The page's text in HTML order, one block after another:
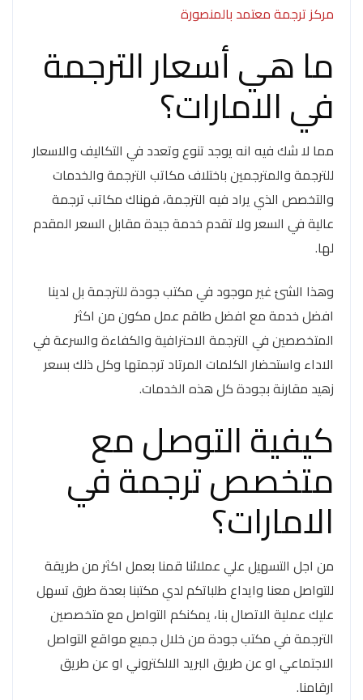
مركز ترجمة معتمد بالمنصورة
ما هي أسعار الترجمة
في الامارات؟
مما لا شك فيه انه يوجد تنوع وتعدد في التكاليف والاسعار
للترجمة والمترجمين باختلاف مكاتب الترجمة والخدمات
والتخصص الذي يراد فيه الترجمة، فهناك مكاتب ترجمة
عالية في السعر ولا تقدم خدمة جيدة مقابل السعر المقدم
لها.
وهذا الشئ غير موجود في مكتب جودة للترجمة بل لدينا
افضل خدمة مع افضل طاقم عمل مكون من اكثر
المتخصصين في الترجمة الاحترافية والكفاءة والسرعة في
الاداء واستحضار الكلمات المرتاد ترجمتها وكل ذلك بسعر
زهيد مقارنة بجودة كل هذه الخدمات.
كيفية التوصل مع
متخصص ترجمة في
الامارات؟
من اجل التسهيل علي عملائنا قمنا بعمل اكثر من طريقة
للتواصل معنا وايداع طلباتكم لدي مكتبنا بعدة طرق تسهل
عليك عملية الاتصال بنا، يمكنكم التواصل مع متخصصين
الترجمة في مكتب جودة من خلال جميع مواقع التواصل
الاجتماعي او عن طريق البريد الالكتروني او عن طريق
ارقامنا.